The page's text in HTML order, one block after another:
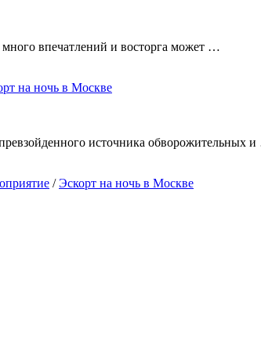
впечатлений и восторга может …
на ночь в Москве
источника обворожительных
/Эскорт на ночь в Москве